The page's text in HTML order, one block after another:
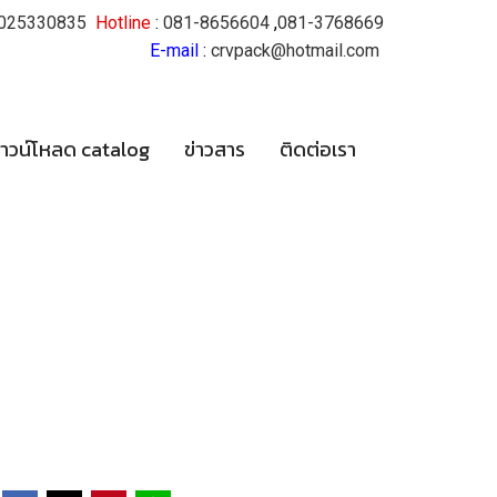
Hotline : 081-8656604 ,081-3768669
E-mail : crvpack@hotmail.com
วน์โหลด catalog ข่าวสาร ติดต่อเรา